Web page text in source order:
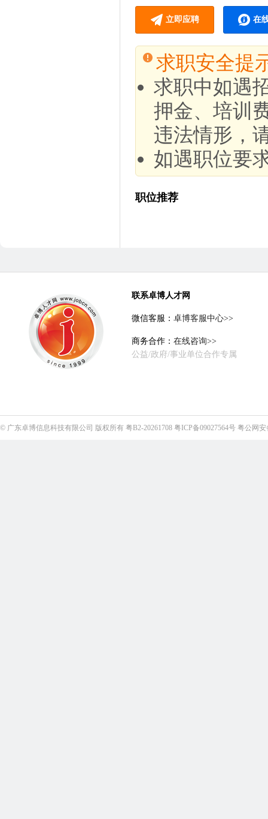
立即应聘 在
求职安全提
求职中如遇
押金、培训
违法情形，
如遇职位要
职位推荐
联系卓博人才网
微信客服： 卓博客服中心>>
商务合作： 在线咨询>>
公益/政府/事业单位合作专属
© 广东卓博信息科技有限公司 版权所有 粤B2-20261708 粤ICP备09027564号 粤公网安